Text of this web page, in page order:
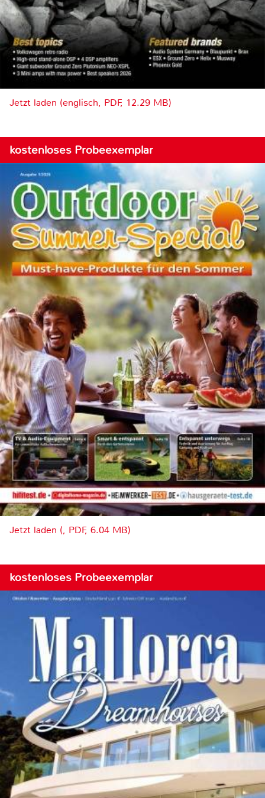
Jetzt laden (englisch, PDF, 12.29 MB)
kostenloses Probeexemplar
Jetzt laden (, PDF, 6.04 MB)
kostenloses Probeexemplar